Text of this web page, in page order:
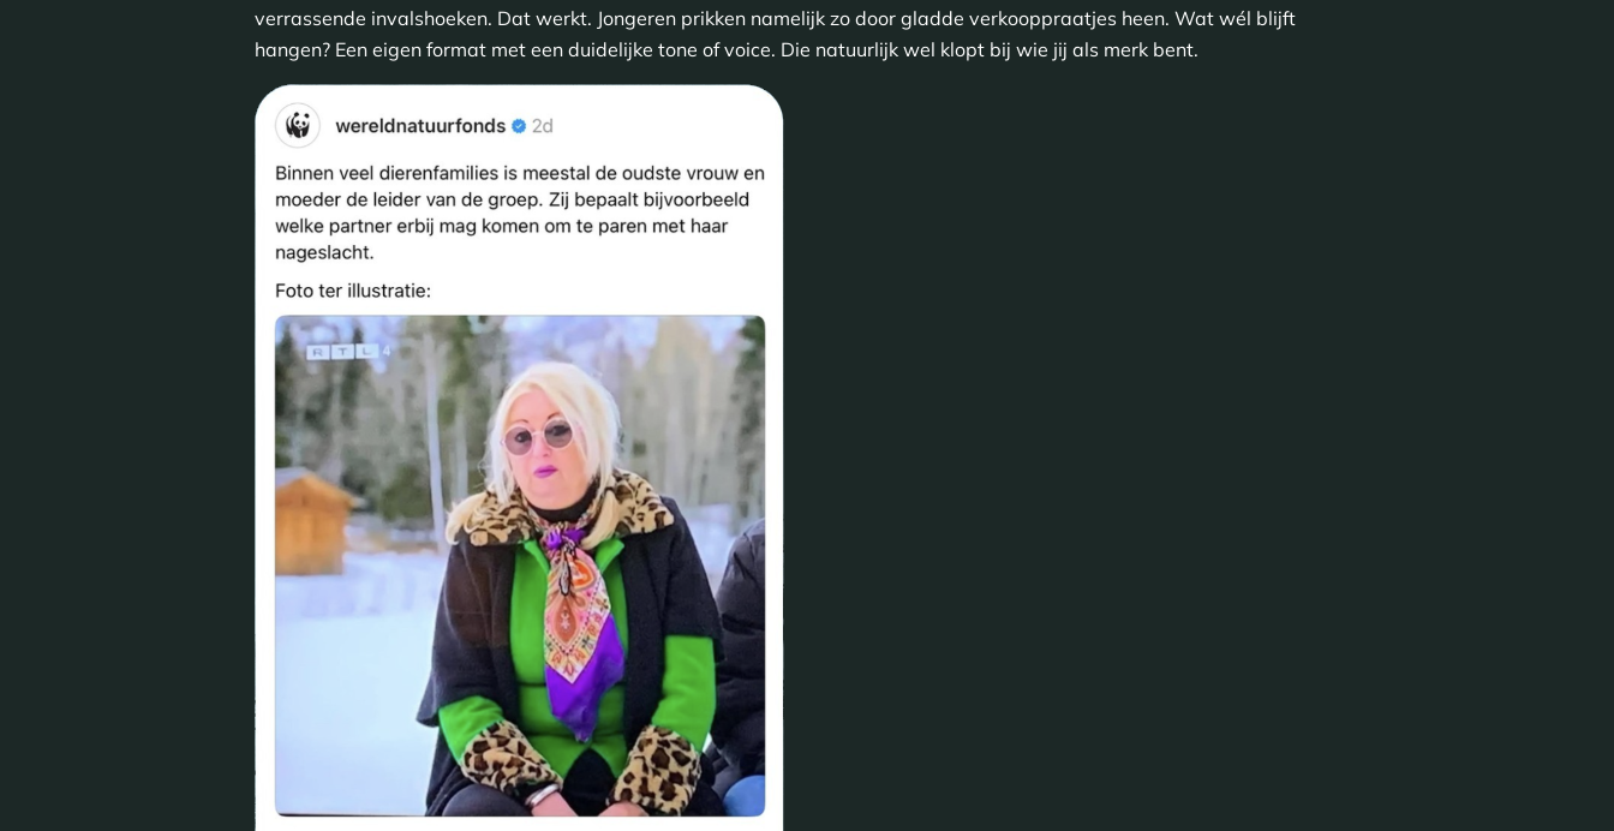
verrassende invalshoeken. Dat werkt. Jongeren prikken namelijk zo door gladde verkooppraatjes heen. Wat wél blijft
hangen? Een eigen format met een duidelijke tone of voice. Die natuurlijk wel klopt bij wie jij als merk bent.